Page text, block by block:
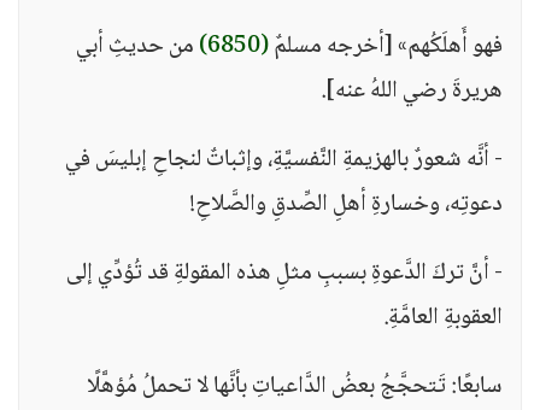
فهو أَهلَكُهم» [أخرجه مسلمٌ(6850)
من حديثِ أبي
هريرةَ رضي اللهُ عنه].
- أنَّه شعورٌ بالهزيمةِ النَّفسيَّةِ، وإثباتٌ لنجاحِ إبليسَ في
دعوتِه، وخسارةِ أهلِ الصِّدقِ والصَّلاحِ!
- أنَّ تركَ الدَّعوةِ بسببِ مثلِ هذه المقولةِ قد تُؤدِّي إلى
العقوبةِ العامَّةِ.
سابعًا: تَتحجَّجُ بعضُ الدَّاعياتِ بأنَّها لا تحملُ مُؤهَّلًا